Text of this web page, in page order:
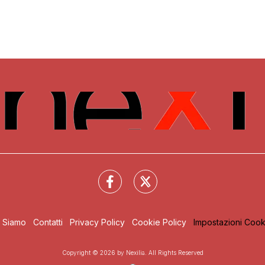
Siamo Contatti Privacy Policy Cookie Policy Impostazioni
Copyright © 2026 by Nexilia. All Rights Reserved